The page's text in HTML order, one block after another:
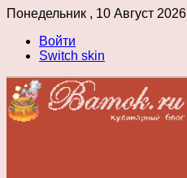
Понедельник , 10 Август 2026
Войти
Switch skin